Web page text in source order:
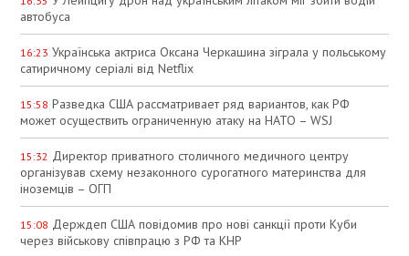
автобуса
16:23 Українська актриса Оксана Черкашина зіграла у польському
сатиричному серіалі від Netflix
15:58 Разведка США рассматривает ряд вариантов, как РФ
может осуществить ограниченную атаку на НАТО – WSJ
15:32 Директор приватного столичного медичного центру
організував схему незаконного сурогатного материнства для
іноземців – ОГП
15:08 Держдеп США повідомив про нові санкції проти Куби
через військову співпрацю з РФ та КНР